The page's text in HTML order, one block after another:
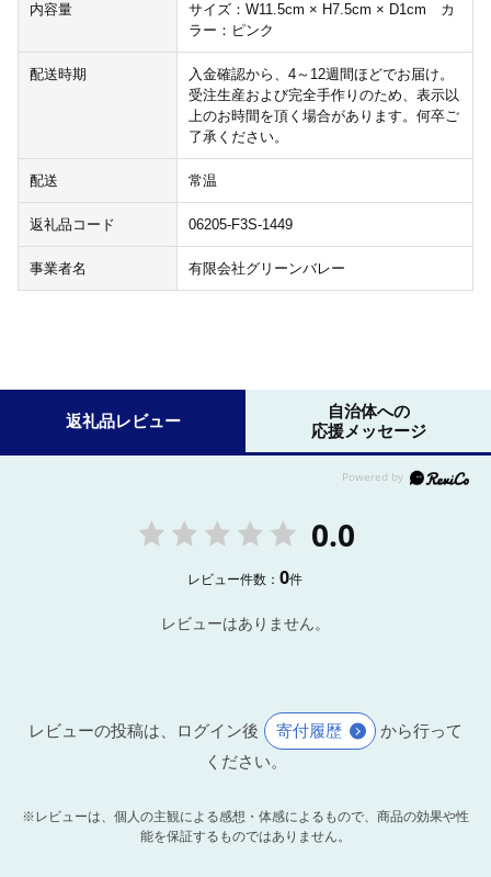
内容量
サイズ：W11.5cm × H7.5cm × D1cm カ
ラー：ピンク
配送時期
入金確認から、4～12週間ほどでお届け。
受注生産および完全手作りのため、表示以
上のお時間を頂く場合があります。何卒ご
了承ください。
配送 常温
返礼品コード 06205-F3S-1449
事業者名 有限会社グリーンバレー
返礼品レビュー
自治体への
応援メッセージ
0.0
レビュー件数：0件
レビューはありません。
レビューの投稿は、ログイン後 寄付履歴
から行って
ください。
※レビューは、個人の主観による感想・体感によるもので、商品の効果や性
能を保証するものではありません。